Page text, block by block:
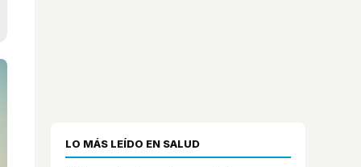
LO MÁS LEÍDO EN SALUD